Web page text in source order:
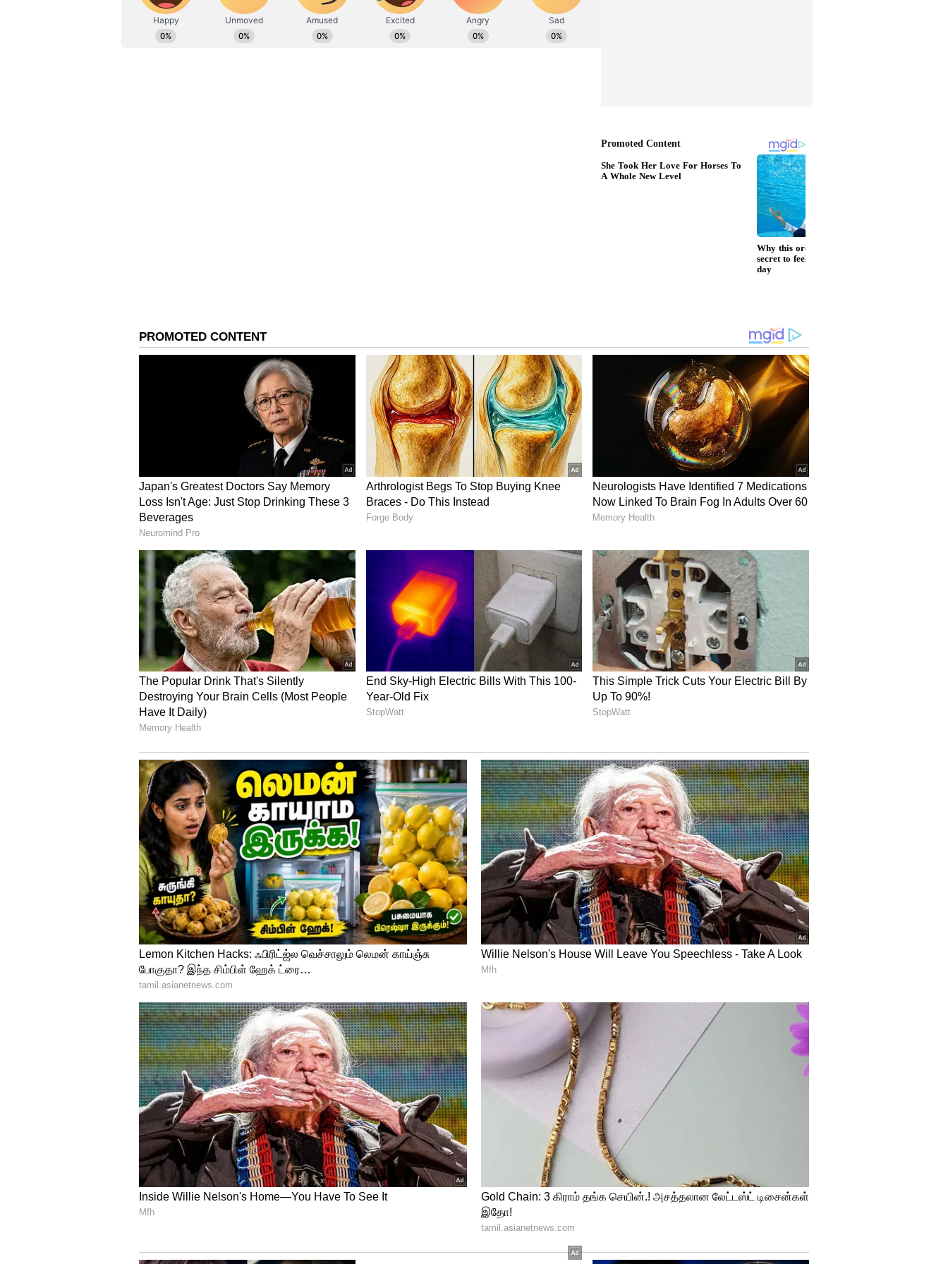
ஓமம்
விடுமுறை ஸ்பெஷல்- சாக்லேட் சிப்ஸ் குக்கீஸ் செய்து அனைவரும்
முதலில் குருமிளகு, இலவங்கப்பட்டை, ஏலக்காய் மற்றும் ஓமம் போன்றவற்றை
நன்றாக அரைத்துக் கொள்ள வேண்டும். பிறகு, சிறிய பாத்திரத்தில் தண்ணீரை
சேர்த்து சூடாக்கிக் கொள்ள வேண்டும்.
சூடான தண்ணீரில் காய்ந்த இஞ்சிப் பொடி மற்றும் மஞ்சள் தூளைச் சேர்த்து
நன்றாக சூடாக்கிக் கொள்ள வேண்டும்.
பிறகு முன்னதாக அரைத்து வைத்திருந்த குருமிளகு, இலவங்கப்பட்டை,
ஏலக்காய் மற்றும் ஓமம் கலந்த பொடியையும் சூடான தண்ணீரில் சேர்த்து
கொதிக்க வைத்துக் கொள்ள வேண்டும். இப்போது சூடான மூலிகை டீ தயாராகி
விடும்.
அடிக்கடி தொடர்ந்து இந்த மூலிகைத் தேநீரை செய்து, குடித்து வந்தால் உடலில்
நோய் எதிர்ப்புச் சக்தி பன்மடங்கு பெருகும். தினந்தோறும் டீ மற்றும் காஃபி
குடிக்கும் பழக்கம் உள்ளவர்கள், இதற்குப் பதிலாக இந்த மூலிகைத் தேநீரை
குடித்து வந்தால், உடலுக்கு ஆரோக்கியம் கிடைப்பதோடு, நோய் எதிர்ப்புச்
சக்தியும் அதிகரிக்கும்.